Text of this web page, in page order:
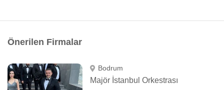
Önerilen Firmalar
Bodrum
Majör İstanbul Orkestrası